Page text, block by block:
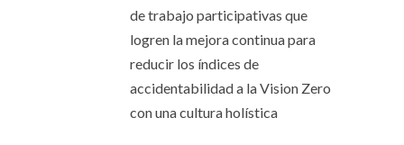
de trabajo participativas que
logren la mejora continua para
reducir los índices de
accidentabilidad a la Vision Zero
con una cultura holística